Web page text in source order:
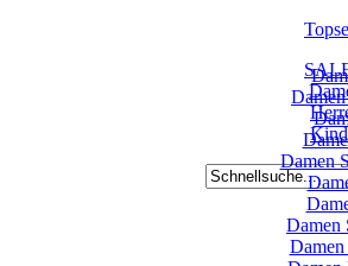
Damen
Damen
Damen